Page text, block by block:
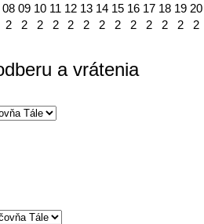
08 09 10 11 12 13 14 15 16 17 18 19 20
2 2 2 2 2 2 2 2 2 2 2 2 2
a vrátenia